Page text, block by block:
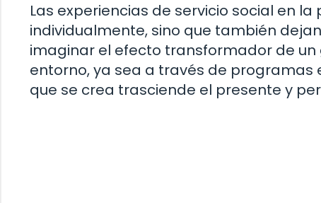
Las experiencias de servicio social en
individualmente, sino que también
imaginar el efecto transformador de
entorno, ya sea a través de programas
que se crea trasciende el presente y